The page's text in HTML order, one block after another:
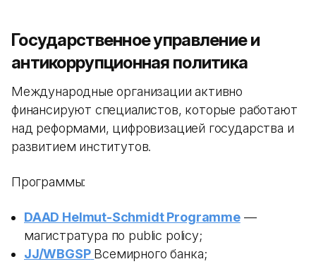
Государственное управление и
антикоррупционная политика
Международные организации активно
финансируют специалистов, которые работают
над реформами, цифровизацией государства и
развитием институтов.
Программы:
DAAD Helmut-Schmidt Programme—
магистратура по public policy;
JJ/WBGSP Всемирного банка;